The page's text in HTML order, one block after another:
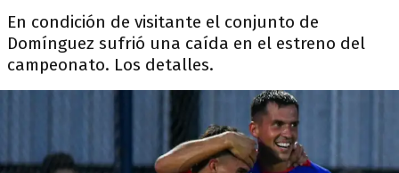
En condición de visitante el conjunto de
Domínguez sufrió una caída en el estreno del
campeonato. Los detalles.